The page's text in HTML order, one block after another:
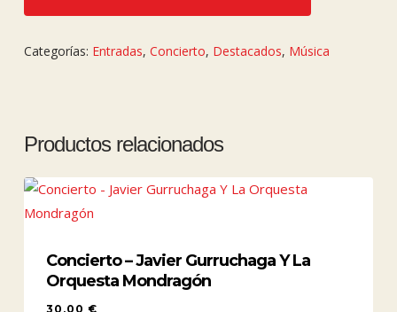
Categorías: Entradas, Concierto, Destacados, Música
Productos relacionados
Concierto – Javier Gurruchaga Y La
Orquesta Mondragón
30,00 €